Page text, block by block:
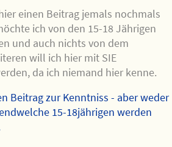
einen Beitrag jemals nochmals
ich von den 15-18 Jährigen
und auch nichts von dem
will ich hier mit SIE
da ich niemand hier kenne.
Beitrag zur Kenntniss - aber weder
15-18jährigen werden